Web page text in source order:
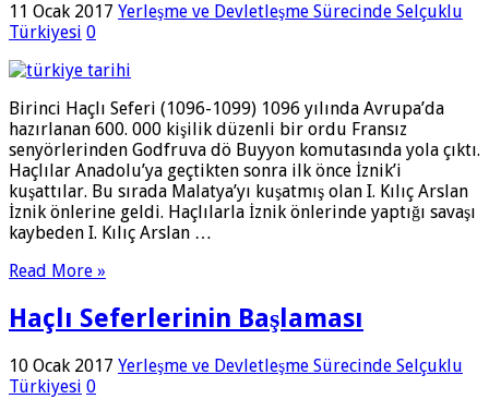
11 Ocak 2017 Yerleşme ve Devletleşme Sürecinde Selçuklu
Türkiyesi 0
Birinci Haçlı Seferi (1096-1099) 1096 yılında Avrupa’da
hazırlanan 600. 000 kişilik düzenli bir ordu Fransız
senyörlerinden Godfruva dö Buyyon komutasında yola çıktı.
Haçlılar Anadolu’ya geçtikten sonra ilk önce İznik’i
kuşattılar. Bu sırada Malatya’yı kuşatmış olan I. Kılıç Arslan
İznik önlerine geldi. Haçlılarla İznik önlerinde yaptığı savaşı
kaybeden I. Kılıç Arslan …
Read More »
Haçlı Seferlerinin Başlaması
10 Ocak 2017 Yerleşme ve Devletleşme Sürecinde Selçuklu
Türkiyesi 0